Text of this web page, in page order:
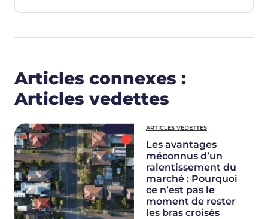
Articles connexes :
Articles vedettes
ARTICLES VEDETTES
Les avantages
méconnus d’un
ralentissement du
marché : Pourquoi
ce n’est pas le
moment de rester
les bras croisés